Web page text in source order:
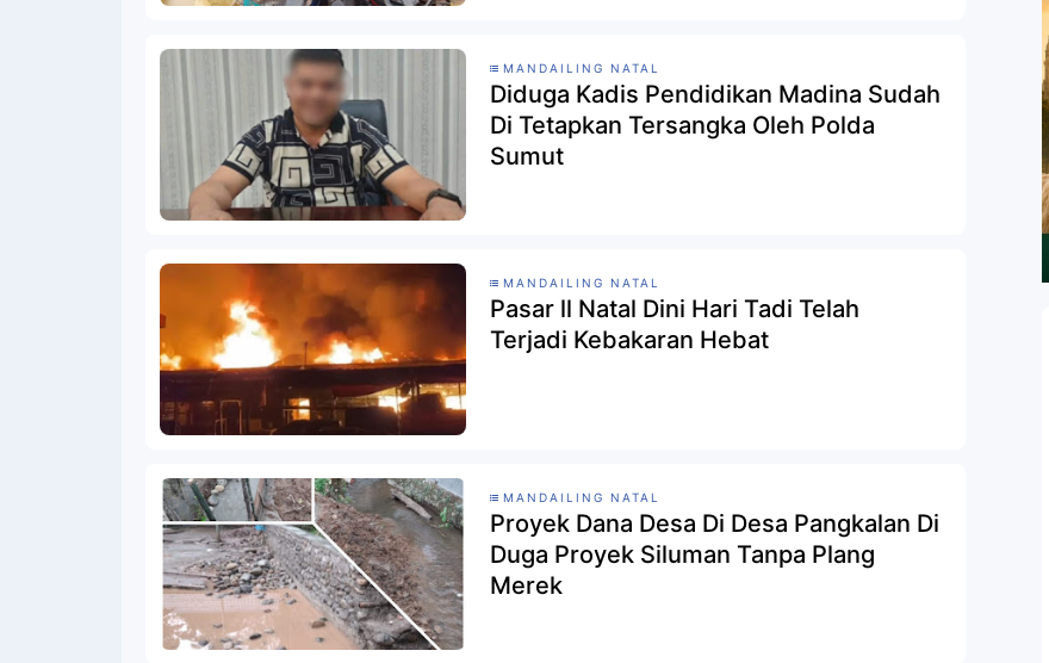
MANDAILING NATAL
Diduga Kadis Pendidikan Madina Sudah
Di Tetapkan Tersangka Oleh Polda
Sumut
MANDAILING NATAL
Pasar ll Natal Dini Hari Tadi Telah
Terjadi Kebakaran Hebat
MANDAILING NATAL
Proyek Dana Desa Di Desa Pangkalan Di
Duga Proyek Siluman Tanpa Plang
Merek